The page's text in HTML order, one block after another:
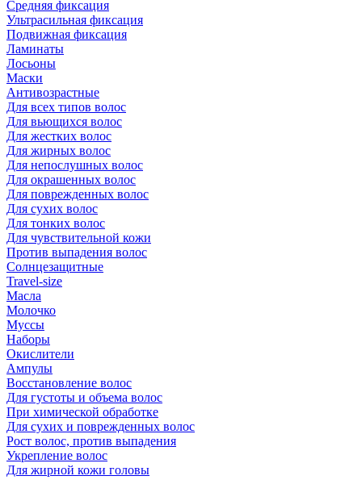
Средняя фиксация
Ультрасильная фиксация
Подвижная фиксация
Ламинаты
Лосьоны
Маски
Антивозрастные
Для всех типов волос
Для вьющихся волос
Для жестких волос
Для жирных волос
Для непослушных волос
Для окрашенных волос
Для поврежденных волос
Для сухих волос
Для тонких волос
Для чувствительной кожи
Против выпадения волос
Солнцезащитные
Travel-size
Масла
Молочко
Муссы
Наборы
Окислители
Ампулы
Восстановление волос
Для густоты и объема волос
При химической обработке
Для сухих и поврежденных волос
Рост волос, против выпадения
Укрепление волос
Для жирной кожи головы